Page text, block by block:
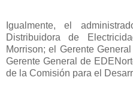
Igualmente, el
Distribuidora de
Morrison; el Gerente
Gerente General de
de la Comisión para el